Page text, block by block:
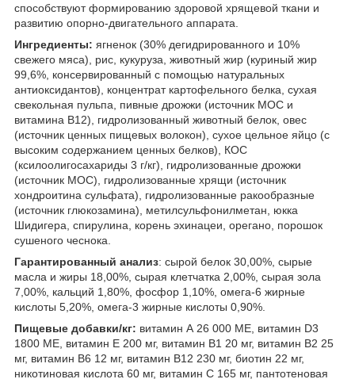
способствуют формированию здоровой хрящевой ткани и
развитию опорно-двигательного аппарата.
Ингредиенты: ягненок (30% дегидрированного и 10%
свежего мяса), рис, кукуруза, животный жир (куриный жир
99,6%, консервированный с помощью натуральных
антиоксидантов), концентрат картофельного белка, сухая
свекольная пульпа, пивные дрожжи (источник МОС и
витамина B12), гидролизованный животный белок, овес
(источник ценных пищевых волокон), сухое цельное яйцо (с
высоким содержанием ценных белков), КОС
(ксилоолигосахариды 3 г/кг), гидролизованные дрожжи
(источник МОС), гидролизованные хрящи (источник
хондроитина сульфата), гидролизованные ракообразные
(источник глюкозамина), метилсульфонилметан, юкка
Шидигера, спирулина, корень эхинацеи, орегано, порошок
сушеного чеснока.
Гарантированный анализ: сырой белок 30,00%, сырые
масла и жиры 18,00%, сырая клетчатка 2,00%, сырая зола
7,00%, кальций 1,80%, фосфор 1,10%, омега-6 жирные
кислоты 5,20%, омега-3 жирные кислоты 0,90%.
Пищевые добавки/кг: витамин А 26 000 МЕ, витамин D3
1800 МЕ, витамин Е 200 мг, витамин В1 20 мг, витамин В2 25
мг, витамин В6 12 мг, витамин В12 230 мг, биотин 22 мг,
никотиновая кислота 60 мг, витамин С 165 мг, пантотеновая